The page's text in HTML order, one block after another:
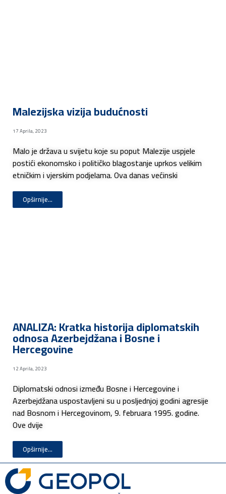
Malezijska vizija budućnosti
17 Aprila, 2023
Malo je država u svijetu koje su poput Malezije uspjele
postići ekonomsko i političko blagostanje uprkos velikim
etničkim i vjerskim podjelama. Ova danas većinski
Opširnije...
ANALIZA: Kratka historija diplomatskih
odnosa Azerbejdžana i Bosne i
Hercegovine
12 Aprila, 2023
Diplomatski odnosi između Bosne i Hercegovine i
Azerbejdžana uspostavljeni su u posljednjoj godini agresije
nad Bosnom i Hercegovinom, 9. februara 1995. godine.
Ove dvije
Opširnije...